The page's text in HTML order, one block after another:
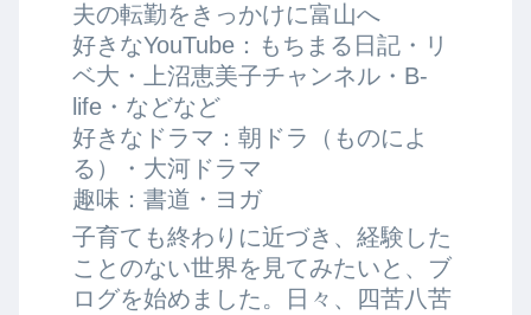
夫の転勤をきっかけに富山へ
好きなYouTube：もちまる日記・リ
ベ大・上沼恵美子チャンネル・B-
life・などなど
好きなドラマ：朝ドラ（ものによ
る）・大河ドラマ
趣味：書道・ヨガ
子育ても終わりに近づき、経験した
ことのない世界を見てみたいと、ブ
ログを始めました。日々、四苦八苦